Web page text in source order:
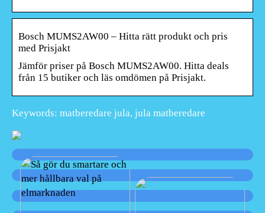
Bosch MUMS2AW00 – Hitta rätt produkt och pris
med Prisjakt
Jämför priser på Bosch MUMS2AW00. Hitta deals
från 15 butiker och läs omdömen på Prisjakt.
Keywords: matberedare jula, jula matberedare